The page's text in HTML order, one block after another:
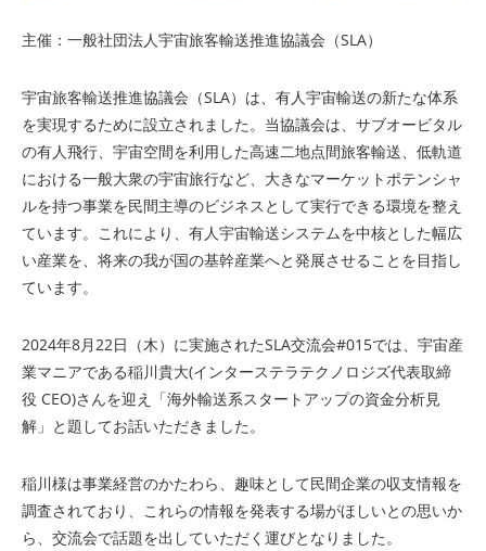
主催：一般社団法人宇宙旅客輸送推進協議会（SLA）
宇宙旅客輸送推進協議会（SLA）は、有人宇宙輸送の新たな体系
を実現するために設立されました。当協議会は、サブオービタル
の有人飛行、宇宙空間を利用した高速二地点間旅客輸送、低軌道
における一般大衆の宇宙旅行など、大きなマーケットポテンシャ
ルを持つ事業を民間主導のビジネスとして実行できる環境を整え
ています。これにより、有人宇宙輸送システムを中核とした幅広
い産業を、将来の我が国の基幹産業へと発展させることを目指し
ています。
2024年8月22日（木）に実施されたSLA交流会#015では、宇宙産
業マニアである稲川貴大(インターステラテクノロジズ代表取締
役 CEO)さんを迎え「海外輸送系スタートアップの資金分析見
解」と題してお話いただきました。
稲川様は事業経営のかたわら、趣味として民間企業の収支情報を
調査されており、これらの情報を発表する場がほしいとの思いか
ら、交流会で話題を出していただく運びとなりました。